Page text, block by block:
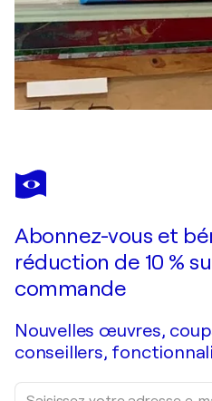
Abonnez-vous et
réduction de 10 %
commande
Nouvelles œuvres,
conseillers,